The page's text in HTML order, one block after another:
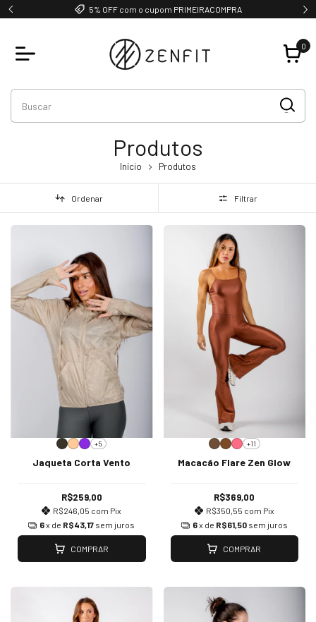
GRUPO VIP
0
Produtos
Início Produtos
Ordenar Filtrar
+5
Jaqueta Corta Vento
R$259,00
R$246,05 com Pix
6x de R$43,17 sem juros
COMPRAR
+11
Macacão Flare Zen Glow
R$369,00
R$350,55 com Pix
6x de R$61,50 sem juros
COMPRAR